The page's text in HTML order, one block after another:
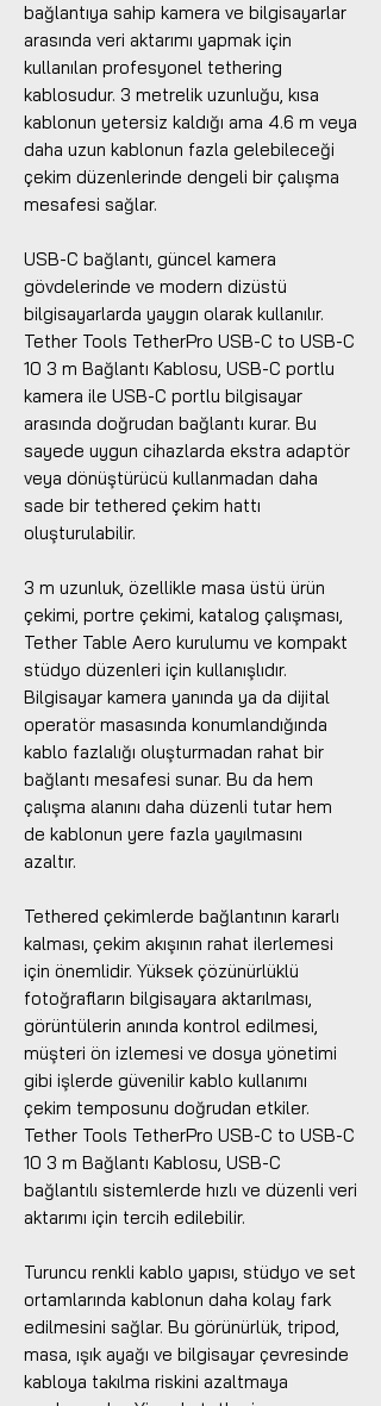
bağlantıya sahip kamera ve bilgisayarlar
arasında veri aktarımı yapmak için
kullanılan profesyonel tethering
kablosudur. 3 metrelik uzunluğu, kısa
kablonun yetersiz kaldığı ama 4.6 m veya
daha uzun kablonun fazla gelebileceği
çekim düzenlerinde dengeli bir çalışma
mesafesi sağlar.
USB-C bağlantı, güncel kamera
gövdelerinde ve modern dizüstü
bilgisayarlarda yaygın olarak kullanılır.
Tether Tools TetherPro USB-C to USB-C
10 3 m Bağlantı Kablosu, USB-C portlu
kamera ile USB-C portlu bilgisayar
arasında doğrudan bağlantı kurar. Bu
sayede uygun cihazlarda ekstra adaptör
veya dönüştürücü kullanmadan daha
sade bir tethered çekim hattı
oluşturulabilir.
3 m uzunluk, özellikle masa üstü ürün
çekimi, portre çekimi, katalog çalışması,
Tether Table Aero kurulumu ve kompakt
stüdyo düzenleri için kullanışlıdır.
Bilgisayar kamera yanında ya da dijital
operatör masasında konumlandığında
kablo fazlalığı oluşturmadan rahat bir
bağlantı mesafesi sunar. Bu da hem
çalışma alanını daha düzenli tutar hem
de kablonun yere fazla yayılmasını
azaltır.
Tethered çekimlerde bağlantının kararlı
kalması, çekim akışının rahat ilerlemesi
için önemlidir. Yüksek çözünürlüklü
fotoğrafların bilgisayara aktarılması,
görüntülerin anında kontrol edilmesi,
müşteri ön izlemesi ve dosya yönetimi
gibi işlerde güvenilir kablo kullanımı
çekim temposunu doğrudan etkiler.
Tether Tools TetherPro USB-C to USB-C
10 3 m Bağlantı Kablosu, USB-C
bağlantılı sistemlerde hızlı ve düzenli veri
aktarımı için tercih edilebilir.
Turuncu renkli kablo yapısı, stüdyo ve set
ortamlarında kablonun daha kolay fark
edilmesini sağlar. Bu görünürlük, tripod,
masa, ışık ayağı ve bilgisayar çevresinde
kabloya takılma riskini azaltmaya